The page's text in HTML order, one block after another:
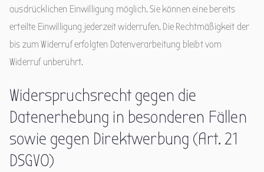
ausdrücklichen Einwilligung möglich. Sie können eine bereits
erteilte Einwilligung jederzeit widerrufen. Die Rechtmäßigkeit der
bis zum Widerruf erfolgten Datenverarbeitung bleibt vom
Widerruf unberührt.
Widerspruchsrecht gegen die
Datenerhebung in besonderen Fällen
sowie gegen Direktwerbung (Art. 21
DSGVO)